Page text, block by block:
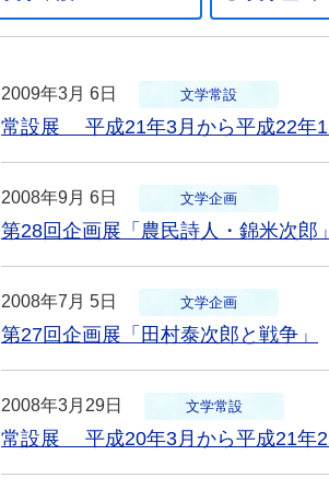
2009年3月 6日 文学常設
常設展 平成21年3月から平成22年
2008年9月 6日 文学企画
第28回企画展「農民詩人・錦米次郎」
2008年7月 5日 文学企画
第27回企画展「田村泰次郎と戦争」
2008年3月29日 文学常設
常設展 平成20年3月から平成21年2